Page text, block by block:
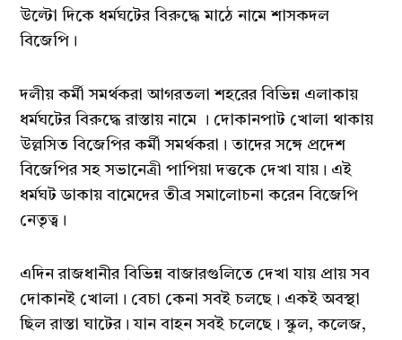
উল্টো দিকে ধর্মঘটের বিরুদ্ধে মাঠে নামে শাসকদল
বিজেপি।
দলীয় কর্মী সমর্থকরা আগরতলা শহরের বিভিন্ন এলাকায়
ধর্মঘটের বিরুদ্ধে রাস্তায় নামে । দোকানপাট খোলা থাকায়
উল্লসিত বিজেপির কর্মী সমর্থকরা। তাদের সঙ্গে প্রদেশ
বিজেপির সহ সভানেত্রী পাপিয়া দত্তকে দেখা যায়। এই
ধর্মঘট ডাকায় বামেদের তীব্র সমালোচনা করেন বিজেপি
নেতৃত্ব।
এদিন রাজধানীর বিভিন্ন বাজারগুলিতে দেখা যায় প্রায় সব
দোকানই খোলা। বেচা কেনা সবই চলছে। একই অবস্থা
ছিল রাস্তা ঘাটের। যান বাহন সবই চলেছে। স্কুল, কলেজ,